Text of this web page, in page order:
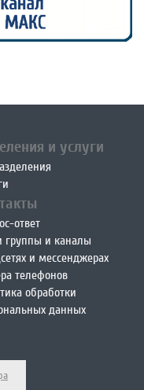
и услуги
ответ
группы и каналы
и мессенджерах
телефонов
обработки
данных